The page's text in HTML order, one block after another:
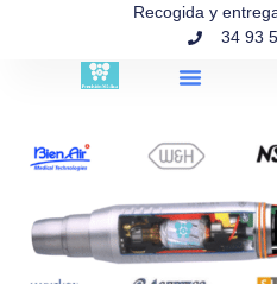
Recogida y
34 93